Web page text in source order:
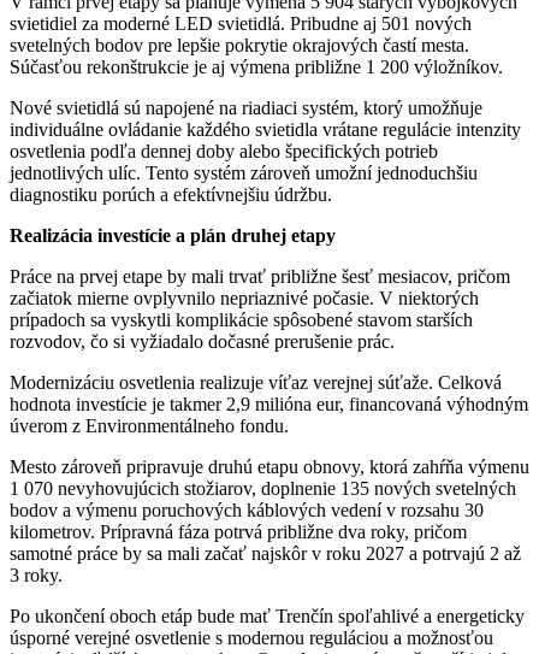
svietidiel za moderné LED svietidlá. Pribudne aj 501 nových
svetelných bodov pre lepšie pokrytie okrajových častí mesta.
Súčasťou rekonštrukcie je aj výmena približne 1 200 výložníkov.
Nové svietidlá sú napojené na riadiaci systém, ktorý umožňuje
individuálne ovládanie každého svietidla vrátane regulácie intenzity
osvetlenia podľa dennej doby alebo špecifických potrieb
jednotlivých ulíc. Tento systém zároveň umožní jednoduchšiu
diagnostiku porúch a efektívnejšiu údržbu.
Realizácia investície a plán druhej etapy
Práce na prvej etape by mali trvať približne šesť mesiacov, pričom
začiatok mierne ovplyvnilo nepriaznivé počasie. V niektorých
prípadoch sa vyskytli komplikácie spôsobené stavom starších
rozvodov, čo si vyžiadalo dočasné prerušenie prác.
Modernizáciu osvetlenia realizuje víťaz verejnej súťaže. Celková
hodnota investície je takmer 2,9 milióna eur, financovaná výhodným
úverom z Environmentálneho fondu.
Mesto zároveň pripravuje druhú etapu obnovy, ktorá zahŕňa výmenu
1 070 nevyhovujúcich stožiarov, doplnenie 135 nových svetelných
bodov a výmenu poruchových káblových vedení v rozsahu 30
kilometrov. Prípravná fáza potrvá približne dva roky, pričom
samotné práce by sa mali začať najskôr v roku 2027 a potrvajú 2 až
3 roky.
Po ukončení oboch etáp bude mať Trenčín spoľahlivé a energeticky
úsporné verejné osvetlenie s modernou reguláciou a možnosťou